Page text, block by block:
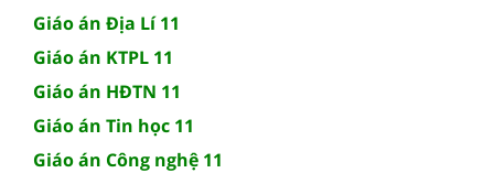
Giáo án Địa Lí 11
Giáo án KTPL 11
Giáo án HĐTN 11
Giáo án Tin học 11
Giáo án Công nghệ 11